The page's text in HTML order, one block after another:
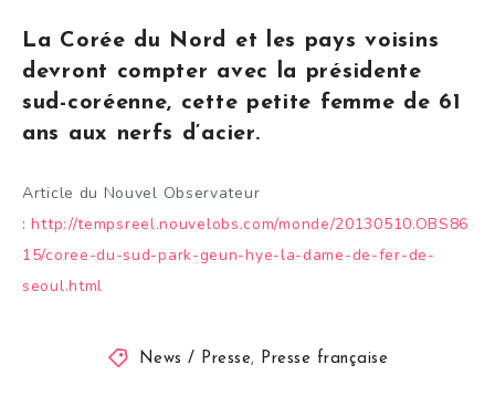
La Corée du Nord et les pays voisins
devront compter avec la présidente
sud-coréenne, cette petite femme de 61
ans aux nerfs d’acier.
Article du Nouvel Observateur
:http://tempsreel.nouvelobs.com/monde/20130510.OBS86
15/coree-du-sud-park-geun-hye-la-dame-de-fer-de-
seoul.html
News / Presse, Presse française